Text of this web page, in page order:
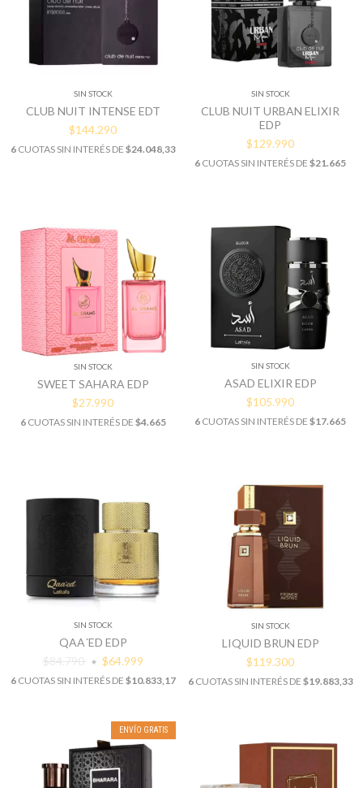
SIN STOCK
CLUB NUIT INTENSE EDT
$144.290
6CUOTAS SIN INTERÉS DE $24.048,33
SIN STOCK
CLUB NUIT URBAN ELIXIR
EDP
$129.990
6 CUOTAS SIN INTERÉS DE $21.665
SIN STOCK
SWEET SAHARA EDP
$27.990
6CUOTAS SIN INTERÉS DE $4.665
SIN STOCK
ASAD ELIXIR EDP
$105.990
6 CUOTAS SIN INTERÉS DE $17.665
SIN STOCK
QAA´ED EDP
$84.790
$64.999
6CUOTAS SIN INTERÉS DE $10.833,17
SIN STOCK
LIQUID BRUN EDP
$119.300
6CUOTAS SIN INTERÉS DE $19.883,33
ENVÍO GRATIS